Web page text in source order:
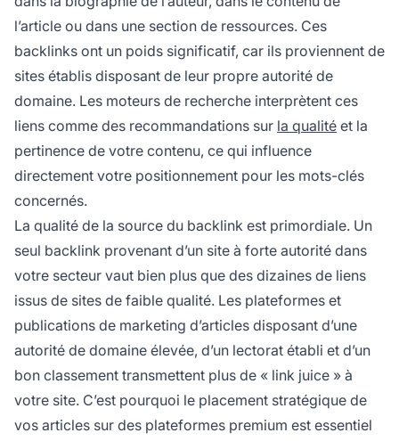
l’article ou dans une section de ressources. Ces
backlinks ont un poids significatif, car ils proviennent de
sites établis disposant de leur propre autorité de
domaine. Les moteurs de recherche interprètent ces
liens comme des recommandations sur la qualité et la
pertinence de votre contenu, ce qui influence
directement votre positionnement pour les mots-clés
concernés.
La qualité de la source du backlink est primordiale. Un
seul backlink provenant d’un site à forte autorité dans
votre secteur vaut bien plus que des dizaines de liens
issus de sites de faible qualité. Les plateformes et
publications de marketing d’articles disposant d’une
autorité de domaine élevée, d’un lectorat établi et d’un
bon classement transmettent plus de « link juice » à
votre site. C’est pourquoi le placement stratégique de
vos articles sur des plateformes premium est essentiel